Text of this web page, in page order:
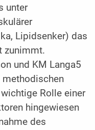
unter
Lipidsenker) das
zunimmt.
und KM Langa5
Rolle einer
hingewiesen
des